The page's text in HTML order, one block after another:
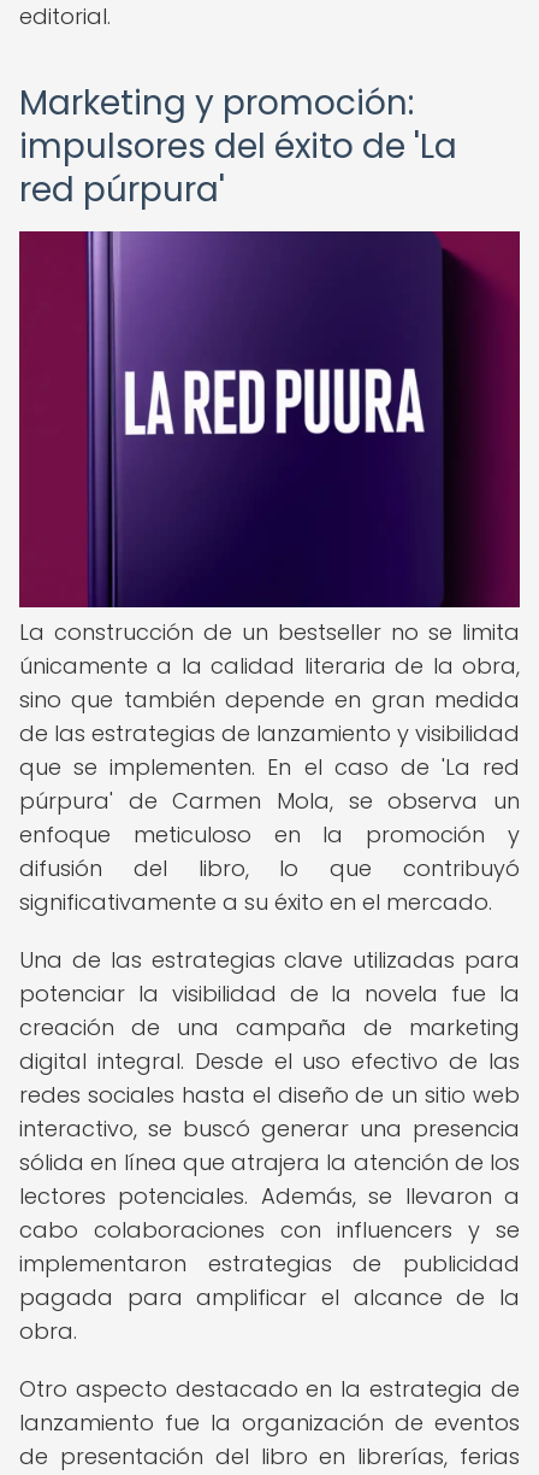
editorial.
Marketing y promoción:
impulsores del éxito de 'La
red púrpura'
La construcción de un bestseller no se limita
únicamente a la calidad literaria de la obra,
sino que también depende en gran medida
de las estrategias de lanzamiento y visibilidad
que se implementen. En el caso de 'La red
púrpura' de Carmen Mola, se observa un
enfoque meticuloso en la promoción y
difusión del libro, lo que contribuyó
significativamente a su éxito en el mercado.
Una de las estrategias clave utilizadas para
potenciar la visibilidad de la novela fue la
creación de una campaña de marketing
digital integral. Desde el uso efectivo de las
redes sociales hasta el diseño de un sitio web
interactivo, se buscó generar una presencia
sólida en línea que atrajera la atención de los
lectores potenciales. Además, se llevaron a
cabo colaboraciones con influencers y se
implementaron estrategias de publicidad
pagada para amplificar el alcance de la
obra.
Otro aspecto destacado en la estrategia de
lanzamiento fue la organización de eventos
de presentación del libro en librerías, ferias